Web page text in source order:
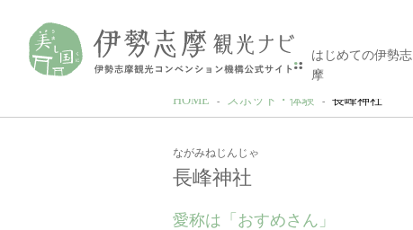
はじめての伊勢志
摩
HOME スポット・体験 長峰神社
ながみねじんじゃ
長峰神社
愛称は「おすめさん」